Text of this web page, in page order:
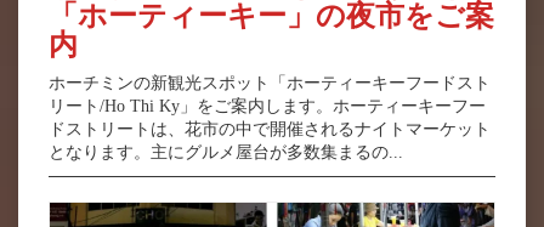
「ホーティーキー」の夜市をご案
内
ホーチミンの新観光スポット「ホーティーキーフードスト
リート/Ho Thi Ky」をご案内します。ホーティーキーフー
ドストリートは、花市の中で開催されるナイトマーケット
となります。主にグルメ屋台が多数集まるの...